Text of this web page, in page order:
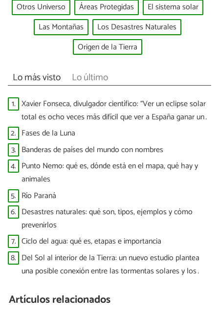
Otros Universo Áreas Protegidas
El sistema solar
Las Montañas
Los Desastres Naturales
Origen de la Tierra
Lo más visto Lo último
1. Xavier Fonseca, divulgador científico: “Ver un eclipse solar
total es ocho veces más difícil que ver a España ganar un
Mundial”
2. Fases de la Luna
3. Banderas de países del mundo con nombres
4. Punto Nemo: qué es, dónde está en el mapa, qué hay y
animales
5. Río Paraná
6. Desastres naturales: qué son, tipos, ejemplos y cómo
prevenirlos
7. Ciclo del agua: qué es, etapas e importancia
8. Del Sol al interior de la Tierra: un nuevo estudio plantea
una posible conexión entre las tormentas solares y los
Artículos relacionados